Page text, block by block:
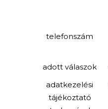
telefonszám
adott válaszok
adatkezelési
tájékoztató